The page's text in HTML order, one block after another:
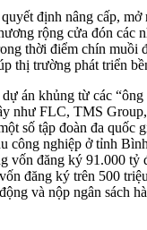
định nâng cấp, mở
rộng cửa đón các
thời điểm chín muồi
thị trường phát triển
án khủng từ các
như FLC, TMS
số tập đoàn đa
công nghiệp ở tỉnh
vốn đăng ký 91.000 tỷ
đăng ký trên 500
và nộp ngân sách